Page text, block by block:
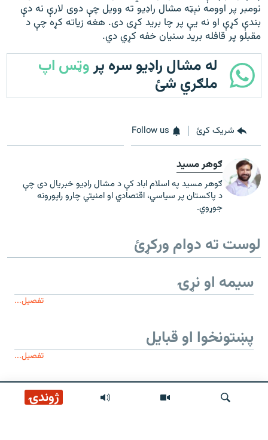
ژوندۍ
نومبر پر اوومه نېټه مشال راډیو ته وويل چې دوی لارې نه دې
بندې کړې او نه يې پر چا برید کړی دی. هغه زیاته کړه چې د
مقبلو پر قافله برید سنيان خفه کړي دي.
له مشال راډیو سره پروټس اپ
ملګري شئ
شریک کړئ Follow us
ګوهر مسید
ګوهر مسید په اسلام اباد کې د مشال راډیو خبریال دی چې
د پاکستان پر سیاسي، اقتصادي او امنیتي چارو راپورونه
جوړوي.
لوست ته دوام ورکړئ
سیمه او نړۍ
تفصیل...
پښتونخوا او قبایل
تفصیل...
موږ وڅارئ